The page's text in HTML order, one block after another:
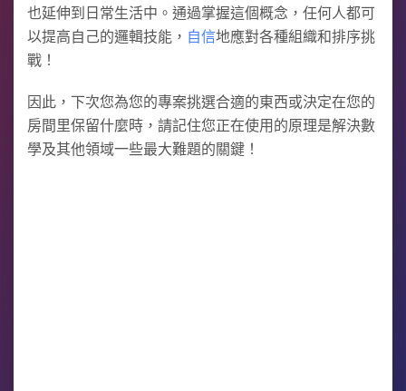
也延伸到日常生活中。通過掌握這個概念，任何人都可
以提高自己的邏輯技能， 自信地應對各種組織和排序挑
戰！
因此，下次您為您的專案挑選合適的東西或決定在您的
房間里保留什麼時，請記住您正在使用的原理是解決數
學及其他領域一些最大難題的關鍵！